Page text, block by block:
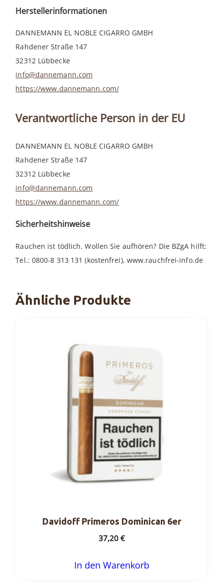
Herstellerinformationen
DANNEMANN EL NOBLE CIGARRO GMBH
Rahdener Straße 147
32312 Lübbecke
info@dannemann.com
https://www.dannemann.com/
Verantwortliche Person in der EU
DANNEMANN EL NOBLE CIGARRO GMBH
Rahdener Straße 147
32312 Lübbecke
info@dannemann.com
https://www.dannemann.com/
Sicherheitshinweise
Rauchen ist tödlich. Wollen Sie aufhören? Die BZgA hilft:
Tel.: 0800-8 313 131 (kostenfrei), www.rauchfrei-info.de
Ähnliche Produkte
Davidoff Primeros Dominican 6er
37,20€
In den Warenkorb